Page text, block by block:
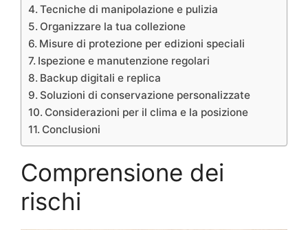
Tecniche di manipolazione e pulizia
Organizzare la tua collezione
Misure di protezione per edizioni speciali
Ispezione e manutenzione regolari
Backup digitali e replica
Soluzioni di conservazione personalizzate
Considerazioni per il clima e la posizione
Conclusioni
Comprensione dei
rischi